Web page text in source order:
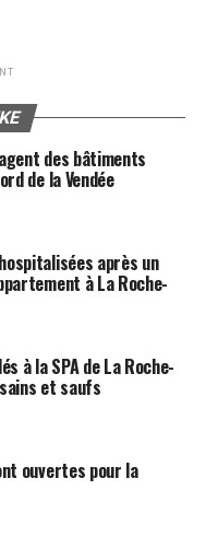
des bâtiments
de la Vendée
après un
à La Roche-
à la SPA de La Roche-
et saufs
ouvertes pour la